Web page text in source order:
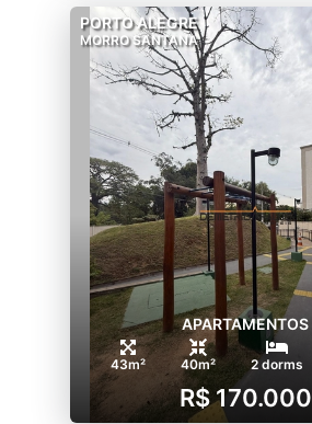
PORTO ALEGRE
MORRO SANTANA
APARTAMENTOS
43m² 40m² 2 dorms
R$ 170.000